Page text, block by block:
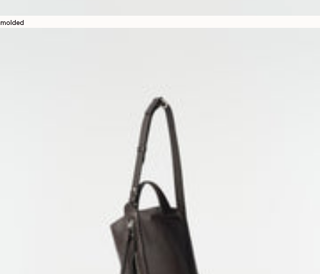
molded